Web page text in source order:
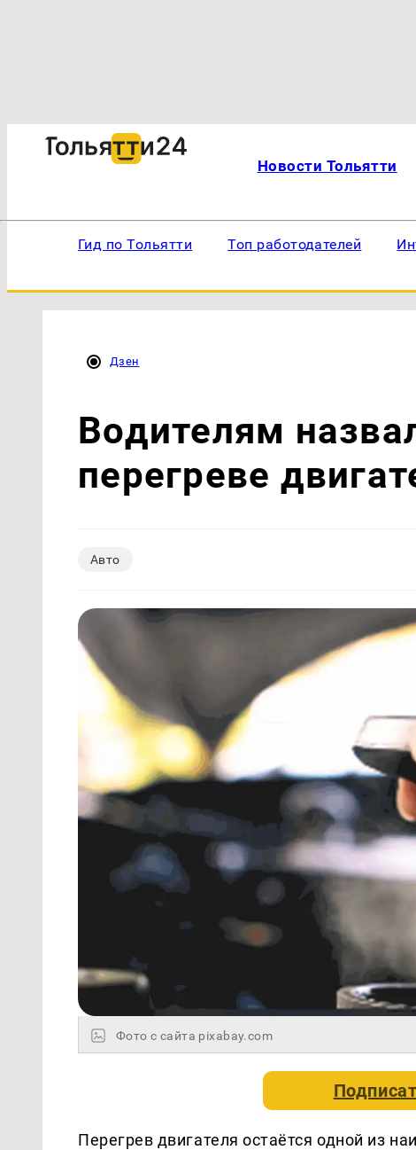
Новости Тольятти
Гид по Тольятти Топ работодателей
Дзен
Водителям
перегреве
Авто
Фото с сайта pixabay.com
Перегрев двигателя остаётся одной из